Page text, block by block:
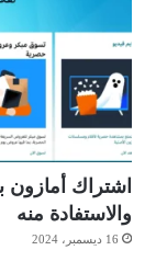
اشتراك أمازون
والاستفادة منه
16 ديسمبر، 2024